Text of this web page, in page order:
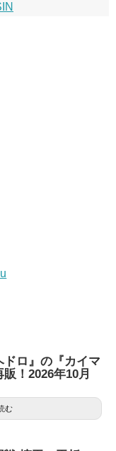
ロ』の『カイマ
！2026年10月
む